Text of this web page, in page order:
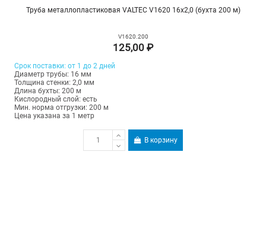
Труба металлопластиковая VALTEC V1620 16х2,0 (бухта 200 м)
V1620.200
125,00 ₽
Срок поставки: от 1 до 2 дней
Диаметр трубы: 16 мм
Толщина стенки: 2,0 мм
Длина бухты: 200 м
Кислородный слой: есть
Мин. норма отгрузки: 200 м
Цена указана за 1 метр
В корзину